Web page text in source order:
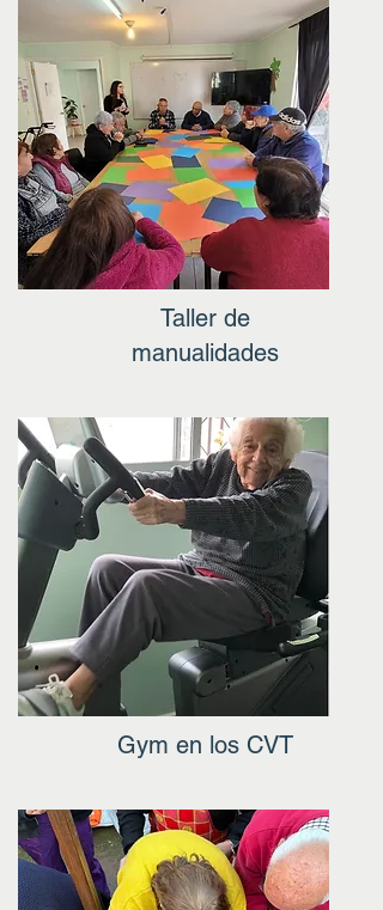
Taller de
manualidades
Gym en los CVT